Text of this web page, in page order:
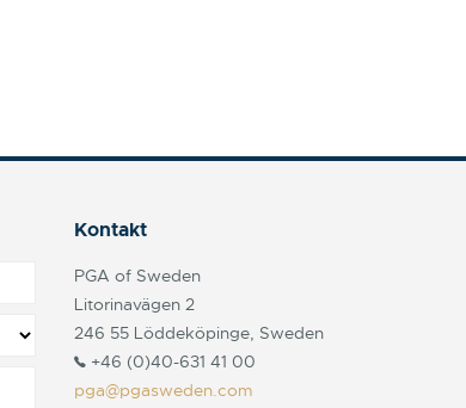
Kontakt
PGA of Sweden
Litorinavägen 2
246 55 Löddeköpinge, Sweden
+46 (0)40-631 41 00
pga@pgasweden.com